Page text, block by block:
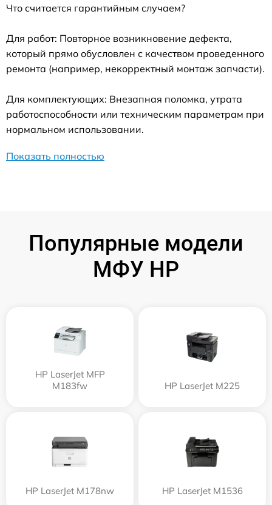
Что считается гарантийным случаем?
Для работ: Повторное возникновение дефекта,
который прямо обусловлен с качеством проведенного
ремонта (например, некорректный монтаж запчасти).
Для комплектующих: Внезапная поломка, утрата
работоспособности или техническим параметрам при
нормальном использовании.
Показать полностью
Популярные модели
МФУ HP
HP LaserJet MFP
M183fw
HP LaserJet M225
HP LaserJet M178nw HP LaserJet M1536